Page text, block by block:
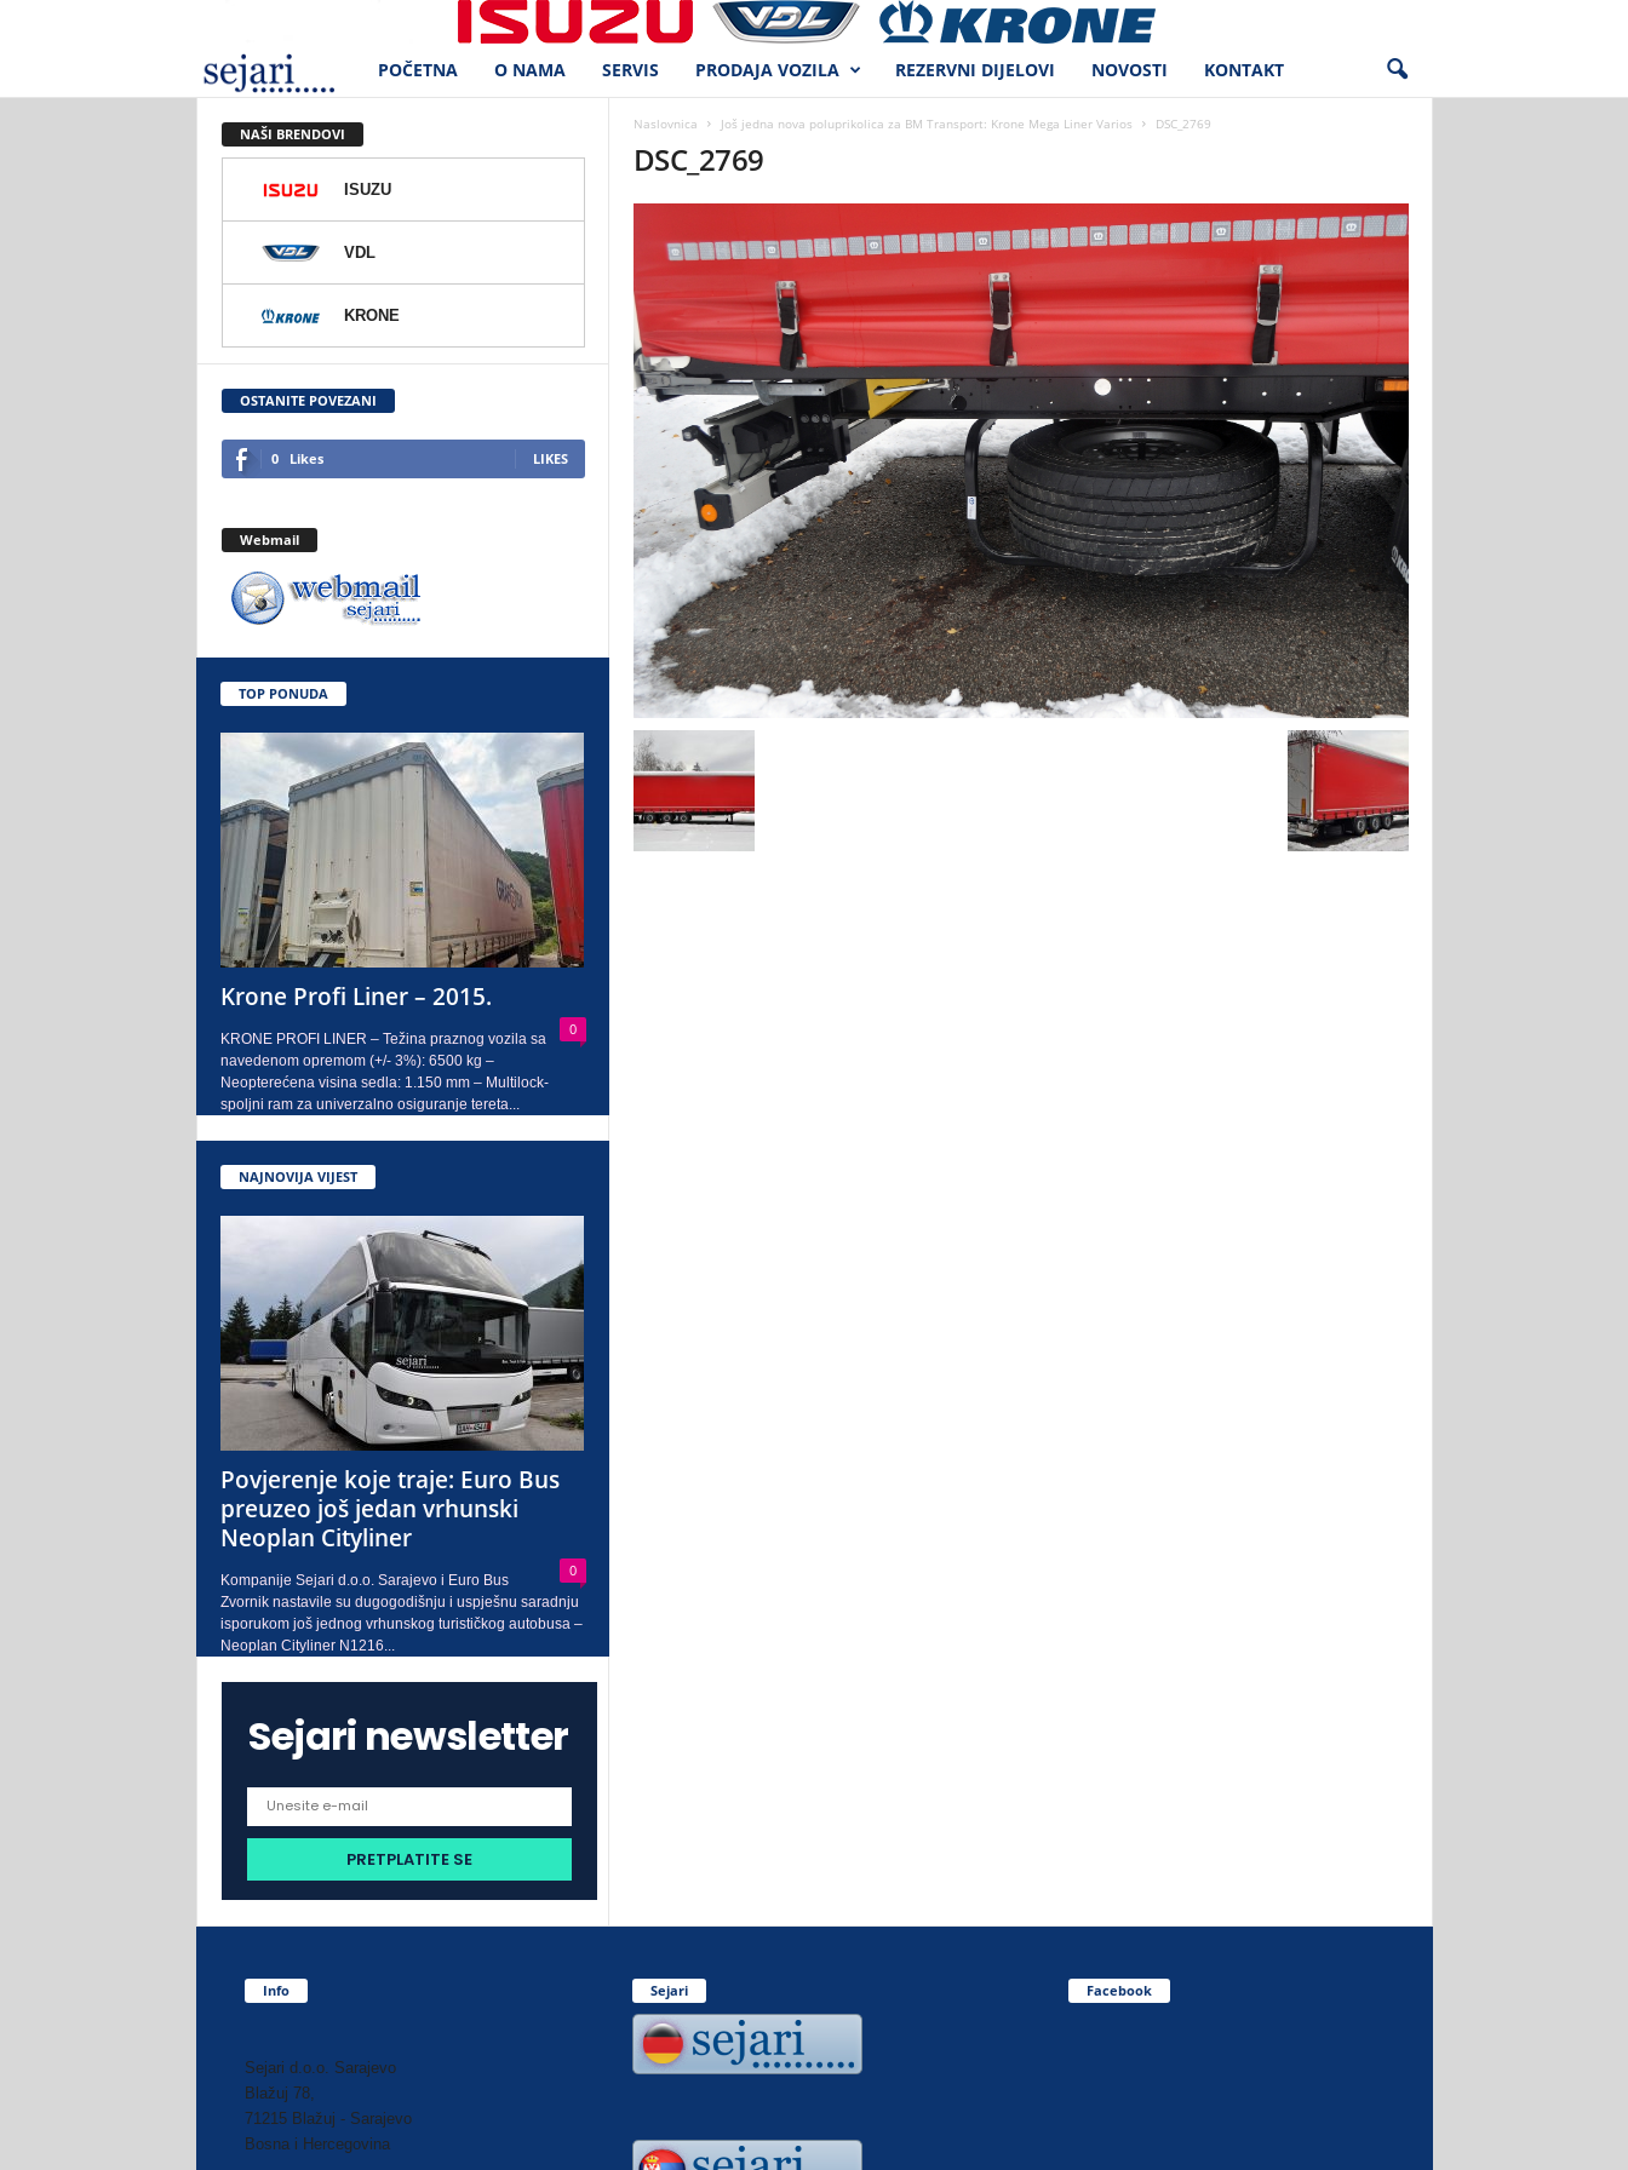
e
r
d
.
o
.
a
j
o
POČETNA O NAMA SERVIS PRODAJA VOZILA REZERVNI DIJELOVI NOVOSTI KONTAKT
Naslovnica Još jedna nova poluprikolica za BM Transport: Krone Mega Liner Varios DSC_2769
DSC_2769
NAŠI BRENDOVI
ISUZU
VDL
KRONE
OSTANITE POVEZANI
0 Likes LIKES
Webmail
TOP PONUDA
Krone Profi Liner – 2015.
0
KRONE PROFI LINER – Težina praznog vozila sa
navedenom opremom (+/- 3%): 6500 kg –
Neopterećena visina sedla: 1.150 mm – Multilock-
spoljni ram za univerzalno osiguranje tereta...
NAJNOVIJA VIJEST
Povjerenje koje traje: Euro Bus
preuzeo još jedan vrhunski
Neoplan Cityliner
0
Kompanije Sejari d.o.o. Sarajevo i Euro Bus
Zvornik nastavile su dugogodišnju i uspješnu saradnju
isporukom još jednog vrhunskog turističkog autobusa –
Neoplan Cityliner N1216...
Sejari newsletter
Info
Sejari d.o.o. Sarajevo
Blažuj 78,
71215 Blažuj - Sarajevo
Bosna i Hercegovina
Sejari Facebook